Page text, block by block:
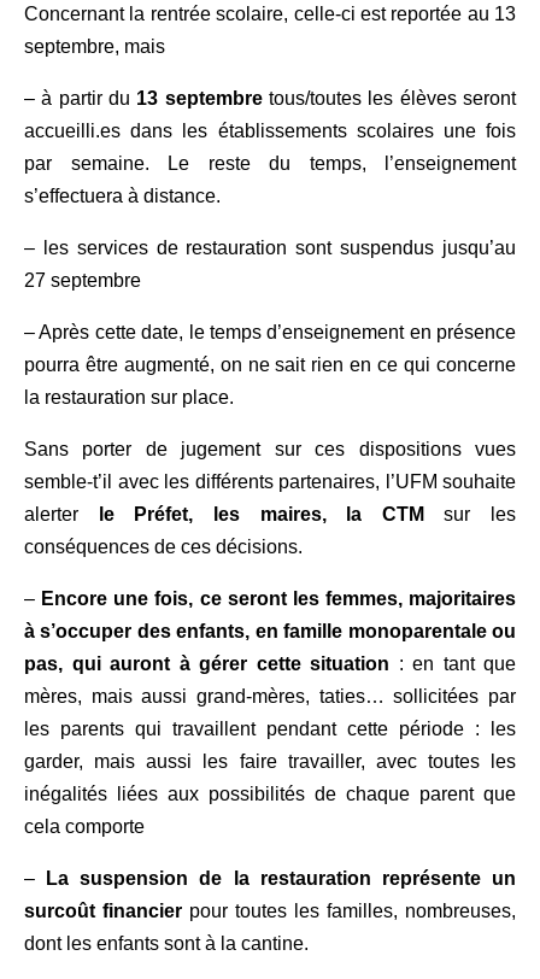
Concernant la rentrée scolaire, celle-ci est reportée au 13
septembre, mais
– à partir du 13 septembretous/toutes les élèves seront
accueilli.es dans les établissements scolaires une fois
par semaine. Le reste du temps, l’enseignement
s’effectuera à distance.
– les services de restauration sont suspendus jusqu’au
27 septembre
– Après cette date, le temps d’enseignement en présence
pourra être augmenté, on ne sait rien en ce qui concerne
la restauration sur place.
Sans porter de jugement sur ces dispositions vues
semble-t’il avec les différents partenaires, l’UFM souhaite
alerter
le Préfet, les maires, la CTMsur les
conséquences de ces décisions.
– Encore une fois, ce seront les femmes, majoritaires
à s’occuper des enfants, en famille monoparentale ou
pas, qui auront à gérer cette situation : en tant que
mères, mais aussi grand-mères, taties… sollicitées par
les parents qui travaillent pendant cette période : les
garder, mais aussi les faire travailler, avec toutes les
inégalités liées aux possibilités de chaque parent que
cela comporte
–
La suspension de la restauration représente un
surcoût financier pour toutes les familles, nombreuses,
dont les enfants sont à la cantine.